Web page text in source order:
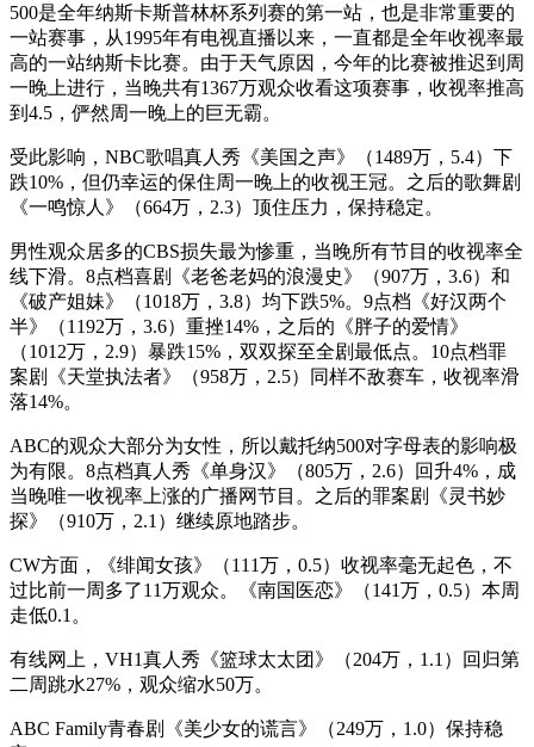
500是全年纳斯卡斯普林杯系列赛的第一站，也是非常重要的
一站赛事，从1995年有电视直播以来，一直都是全年收视率最
高的一站纳斯卡比赛。由于天气原因，今年的比赛被推迟到周
一晚上进行，当晚共有1367万观众收看这项赛事，收视率推高
到4.5，俨然周一晚上的巨无霸。
受此影响，NBC歌唱真人秀《美国之声》（1489万，5.4）下
跌10%，但仍幸运的保住周一晚上的收视王冠。之后的歌舞剧
《一鸣惊人》（664万，2.3）顶住压力，保持稳定。
男性观众居多的CBS损失最为惨重，当晚所有节目的收视率全
线下滑。8点档喜剧《老爸老妈的浪漫史》（907万，3.6）和
《破产姐妹》（1018万，3.8）均下跌5%。9点档《好汉两个
半》（1192万，3.6）重挫14%，之后的《胖子的爱情》
（1012万，2.9）暴跌15%，双双探至全剧最低点。10点档罪
案剧《天堂执法者》（958万，2.5）同样不敌赛车，收视率滑
落14%。
ABC的观众大部分为女性，所以戴托纳500对字母表的影响极
为有限。8点档真人秀《单身汉》（805万，2.6）回升4%，成
当晚唯一收视率上涨的广播网节目。之后的罪案剧《灵书妙
探》（910万，2.1）继续原地踏步。
CW方面，《绯闻女孩》（111万，0.5）收视率毫无起色，不
过比前一周多了11万观众。《南国医恋》（141万，0.5）本周
走低0.1。
有线网上，VH1真人秀《篮球太太团》（204万，1.1）回归第
二周跳水27%，观众缩水50万。
ABC Family青春剧《美少女的谎言》（249万，1.0）保持稳